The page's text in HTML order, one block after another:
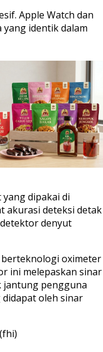
Apple Watch dan
yang identik dalam
dipakai di
akurasi deteksi detak
denyut
oximeter
ini melepaskan sinar
jantung pengguna
didapat oleh sinar